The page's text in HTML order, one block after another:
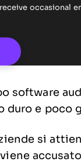
occasional
software
e poco
si